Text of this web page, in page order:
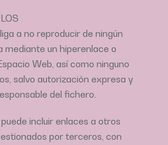
a no reproducir de ningún
mediante un hiperenlace o
Web, así como ninguno
salvo autorización expresa y
del fichero.
incluir enlaces a otros
por terceros, con